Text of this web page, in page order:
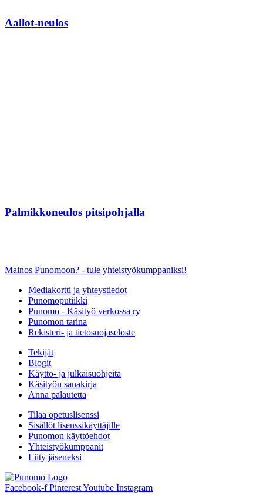
Aallot-neulos
Palmikkoneulos pitsipohjalla
Mainos Punomoon? - tule yhteistyökumppaniksi!
Mediakortti ja yhteystiedot
Punomoputiikki
Punomo - Käsityö verkossa ry
Punomon tarina
Rekisteri- ja tietosuojaseloste
Tekijät
Blogit
Käyttö- ja julkaisuohjeita
Käsityön sanakirja
Anna palautetta
Tilaa opetuslisenssi
Sisällöt lisenssikäyttäjille
Punomon käyttöehdot
Yhteistyökumppanit
Liity jäseneksi
Facebook-f PinterestYoutube Instagram